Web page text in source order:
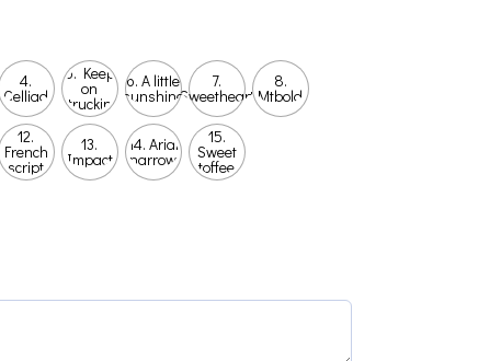
4.
Celliad
5. Keep
on
truckin
6. A little
sunshine
7.
Sweetheart
8.
Mtbold
12.
French
script
13.
Impact
14. Arial
narrow
15.
Sweet
toffee